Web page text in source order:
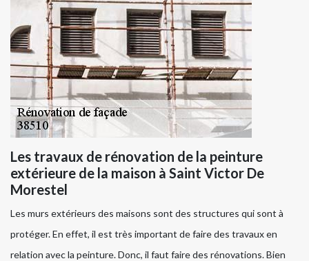
Les travaux de rénovation de la peinture
extérieure de la maison à Saint Victor De
Morestel
Les murs extérieurs des maisons sont des structures qui sont à
protéger. En effet, il est très important de faire des travaux en
relation avec la peinture. Donc, il faut faire des rénovations. Bien